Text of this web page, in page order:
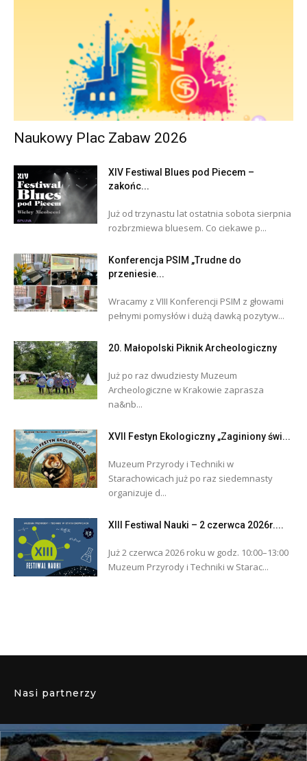
Naukowy Plac Zabaw 2026
XIV Festiwal Blues pod Piecem –
zakońc...
Już od trzynastu lat ostatnia sobota sierpnia
rozbrzmiewa bluesem. Co ciekawe p...
Konferencja PSIM „Trudne do
przeniesie...
Wracamy z VIII Konferencji PSIM z głowami
pełnymi pomysłów i dużą dawką pozytyw...
20. Małopolski Piknik Archeologiczny
Już po raz dwudziesty Muzeum
Archeologiczne w Krakowie zaprasza
na&nb...
XVII Festyn Ekologiczny „Zaginiony świ...
Muzeum Przyrody i Techniki w
Starachowicach już po raz siedemnasty
organizuje d...
XIII Festiwal Nauki – 2 czerwca 2026r....
Już 2 czerwca 2026 roku w godz. 10:00–13:00
Muzeum Przyrody i Techniki w Starac...
Nasi partnerzy